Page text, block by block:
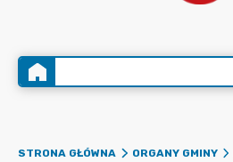
STRONA GŁÓWNA ORGANY GMINY